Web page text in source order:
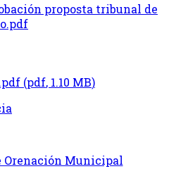
proposta tribunal de
(pdf, 1.10 MB)